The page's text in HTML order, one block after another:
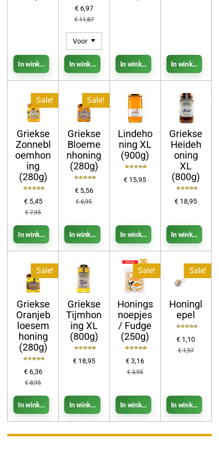
In winkelwagen
€ 6,97
€ 11,87
In winkelwagen In winkelwagen In
Sale!
Griekse
Zonnebl
oemhon
ing
(280g)
€ 5,45
€ 7,95
In winkelwagen
Sale!
Griekse
Bloeme
nhoning
(280g)
€ 5,56
€ 6,95
In winkelwagen
Lindeho
ning XL
(900g)
€ 15,95
In winkelwagen
Griekse
Heideh
oning
XL
(800g)
€ 18,95
In
Sale!
Griekse
Oranjeb
loesem
honing
(280g)
€ 6,36
€ 8,95
In winkelwagen
Griekse
Tijmhon
ing XL
(800g)
€ 18,95
In winkelwagen
Sale!
Honings
noepjes
/ Fudge
(250g)
€ 3,16
€ 3,95
In winkelwagen
Sale!
Honingl
epel
€ 1,10
€ 1,97
In